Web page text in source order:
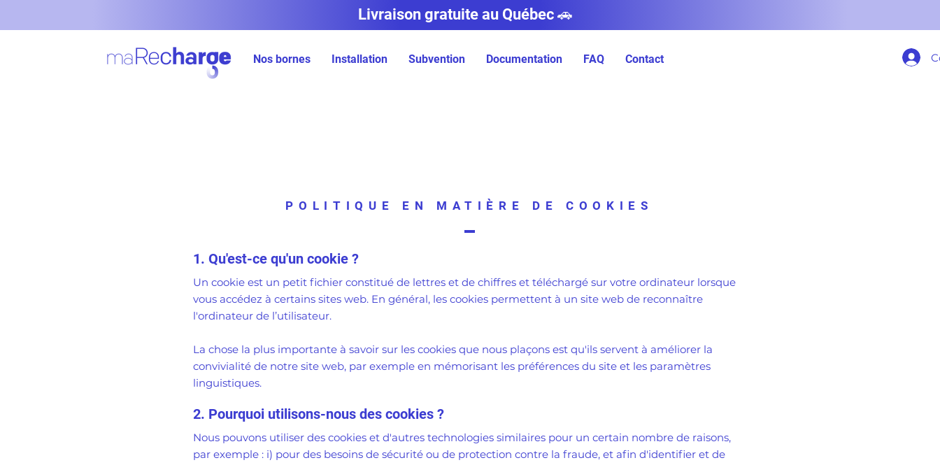
Livraison gratuite au Québec 🚗
Nos bornes Installation Subvention Documentation FAQ Contact
POLITIQUE EN MATIÈRE DE COOKIES
1. Qu'est-ce qu'un cookie ?
Un cookie est un petit fichier constitué de lettres et de chiffres et téléchargé sur votre ordinateur lorsque
vous accédez à certains sites web. En général, les cookies permettent à un site web de reconnaître
l'ordinateur de l’utilisateur.
La chose la plus importante à savoir sur les cookies que nous plaçons est qu'ils servent à améliorer la
convivialité de notre site web, par exemple en mémorisant les préférences du site et les paramètres
linguistiques.
2. Pourquoi utilisons-nous des cookies ?
Nous pouvons utiliser des cookies et d'autres technologies similaires pour un certain nombre de raisons,
par exemple : i) pour des besoins de sécurité ou de protection contre la fraude, et afin d'identifier et de